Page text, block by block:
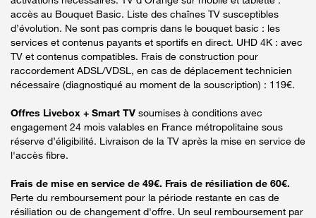
accès au Bouquet Basic. Liste des chaînes TV susceptibles
d’évolution. Ne sont pas compris dans le bouquet basic : les
services et contenus payants et sportifs en direct. UHD 4K : avec
TV et contenus compatibles. Frais de construction pour
raccordement ADSL/VDSL, en cas de déplacement technicien
nécessaire (diagnostiqué au moment de la souscription) : 119€.
Offres Livebox + Smart TV soumises à conditions avec
engagement 24 mois valables en France métropolitaine sous
réserve d’éligibilité. Livraison de la TV après la mise en service de
l'accès fibre.
Frais de mise en service de 49€. Frais de résiliation de 60€.
Perte du remboursement pour la période restante en cas de
résiliation ou de changement d'offre. Un seul remboursement par